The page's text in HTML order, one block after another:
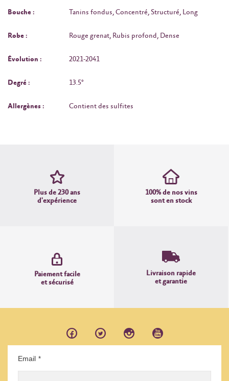
Bouche : Tanins fondus, Concentré, Structuré, Long
Robe : Rouge grenat, Rubis profond, Dense
Évolution : 2021-2041
Degré : 13.5°
Allergènes : Contient des sulfites
Plus de 230 ans
d'expérience
100% de nos vins
sont en stock
Paiement facile
et sécurisé
Livraison rapide
et garantie
Email *